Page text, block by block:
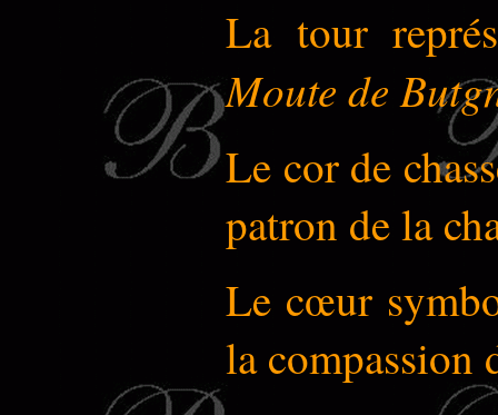
La tour
Moute de
Le cor de
patron de la
Le cœur
la compassion